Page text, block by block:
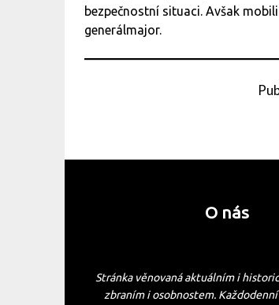
bezpečnostní situaci. Avšak
generálmajor.
O nás
Stránka věnovaná aktuálním i
zbraním i osobnostem. Každodenní